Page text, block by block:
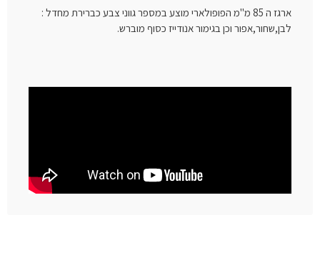
ארגז ה 85 מ"מ הפופולארי מוצע במספר גווני צבע כברירת מחדל :
לבן,שחור,אפור וכן בגימור אנודייז כסוף מוברש.